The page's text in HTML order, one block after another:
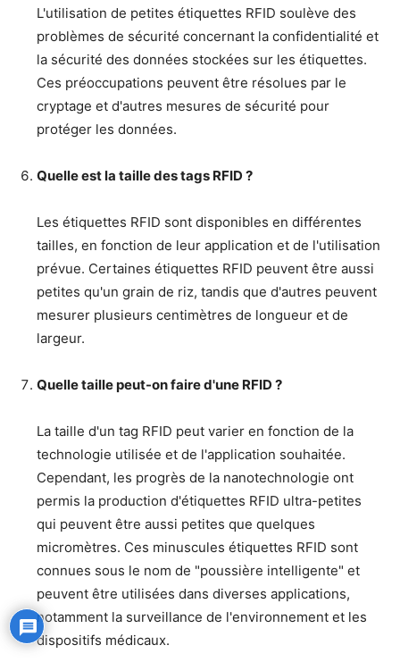
L'utilisation de petites étiquettes RFID soulève des
problèmes de sécurité concernant la confidentialité et
la sécurité des données stockées sur les étiquettes.
Ces préoccupations peuvent être résolues par le
cryptage et d'autres mesures de sécurité pour
protéger les données.
Quelle est la taille des tags RFID ?
Les étiquettes RFID sont disponibles en différentes
tailles, en fonction de leur application et de l'utilisation
prévue. Certaines étiquettes RFID peuvent être aussi
petites qu'un grain de riz, tandis que d'autres peuvent
mesurer plusieurs centimètres de longueur et de
largeur.
Quelle taille peut-on faire d'une RFID ?
La taille d'un tag RFID peut varier en fonction de la
technologie utilisée et de l'application souhaitée.
Cependant, les progrès de la nanotechnologie ont
permis la production d'étiquettes RFID ultra-petites
qui peuvent être aussi petites que quelques
micromètres. Ces minuscules étiquettes RFID sont
connues sous le nom de "poussière intelligente" et
peuvent être utilisées dans diverses applications,
notamment la surveillance de l'environnement et les
dispositifs médicaux.